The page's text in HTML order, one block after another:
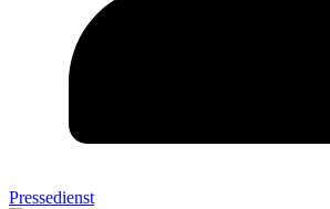
Pressedienst